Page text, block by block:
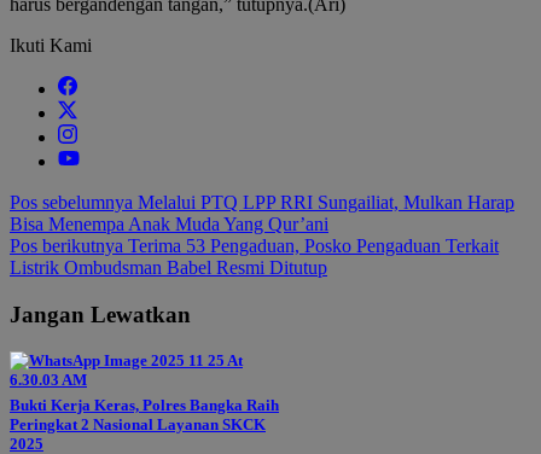
harus bergandengan tangan,” tutupnya.(Ari)
Ikuti Kami
Navigasi
pos
Pos sebelumnya Melalui PTQ LPP RRI Sungailiat, Mulkan Harap
Bisa Menempa Anak Muda Yang Qur’ani
Pos berikutnya Terima 53 Pengaduan, Posko Pengaduan Terkait
Listrik Ombudsman Babel Resmi Ditutup
Jangan Lewatkan
Bukti Kerja Keras, Polres Bangka Raih
Peringkat 2 Nasional Layanan SKCK
2025